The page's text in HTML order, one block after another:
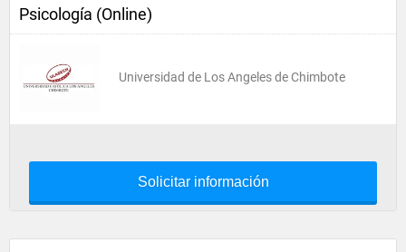
Psicología (Online)
Universidad de Los Angeles de Chimbote
Solicitar información